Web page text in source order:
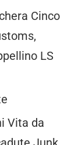
Cinco
LS
Vita da